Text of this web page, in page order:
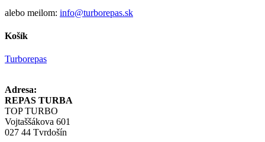
alebo meilom: info@turborepas.sk
Košík
Turborepas
Adresa:
REPAS TURBA
TOP TURBO
Vojtaššákova 601
027 44 Tvrdošín